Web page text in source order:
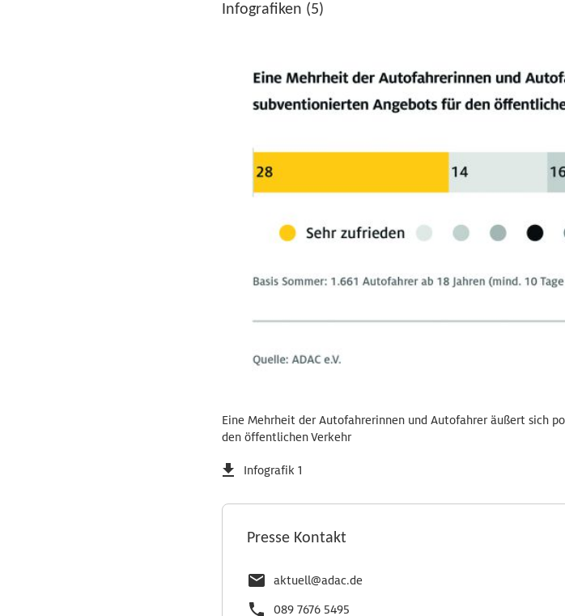
Infografiken (5)
Eine Mehrheit der Autofahrerinnen und Autofahrer äußert sich
den öffentlichen Verkehr
Infografik 1
Presse Kontakt
aktuell@adac.de
089 7676 5495